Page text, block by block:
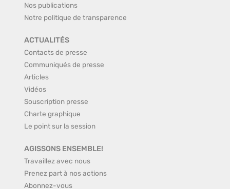
Nos publications
Notre politique de transparence
ACTUALITÉS
Contacts de presse
Communiqués de presse
Articles
Vidéos
Souscription presse
Charte graphique
Le point sur la session
AGISSONS ENSEMBLE!
Travaillez avec nous
Prenez part à nos actions
Abonnez-vous